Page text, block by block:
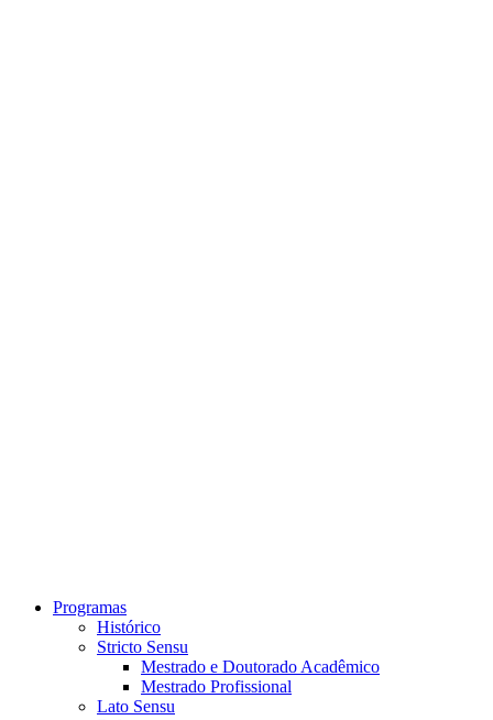
Programas
Histórico
Stricto Sensu
Mestrado e Doutorado Acadêmico
Mestrado Profissional
Lato Sensu